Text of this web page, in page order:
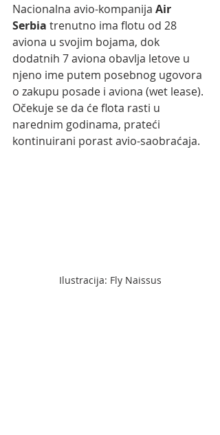
Nacionalna avio-kompanija Air
Serbia trenutno ima flotu od 28
aviona u svojim bojama, dok
dodatnih 7 aviona obavlja letove u
njeno ime putem posebnog ugovora
o zakupu posade i aviona (wet lease).
Očekuje se da će flota rasti u
narednim godinama, prateći
kontinuirani porast avio-saobraćaja.
Ilustracija: Fly Naissus